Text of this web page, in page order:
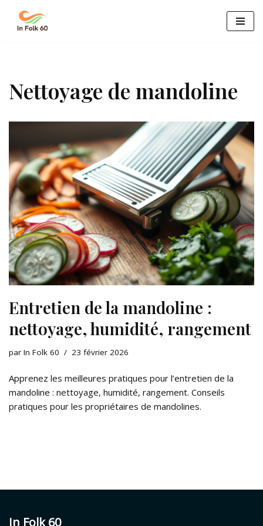
Aller
Nettoyage de mandoline
Entretien de la mandoline :
nettoyage, humidité, rangement
par In Folk 60 23 février 2026
Apprenez les meilleures pratiques pour l’entretien de la
mandoline : nettoyage, humidité, rangement. Conseils
pratiques pour les propriétaires de mandolines.
In Folk 60